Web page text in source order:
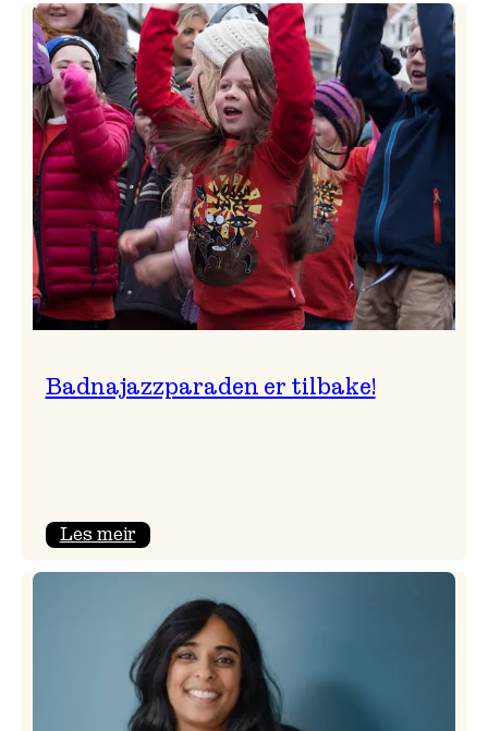
2026
–
Ingunn van Etten
Badnajazzparaden er tilbake!
Les meir:
tilbake!